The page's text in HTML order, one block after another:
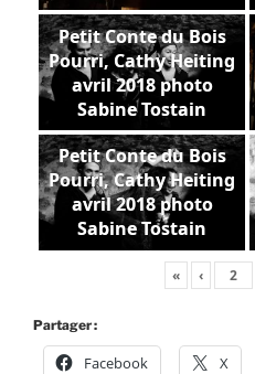
Petit Conte du Bois
Pourri, Cathy Heiting
avril 2018 photo
Sabine Tostain
Petit Conte du Bois
Pourri, Cathy Heiting
avril 2018 photo
Sabine Tostain
« ‹
Partager :
Facebook X